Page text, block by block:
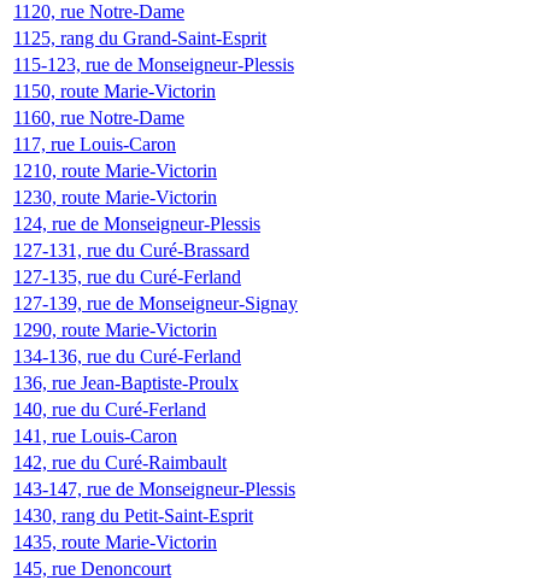
1120, rue Notre-Dame
1125, rang du Grand-Saint-Esprit
115-123, rue de Monseigneur-Plessis
1150, route Marie-Victorin
1160, rue Notre-Dame
117, rue Louis-Caron
1210, route Marie-Victorin
1230, route Marie-Victorin
124, rue de Monseigneur-Plessis
127-131, rue du Curé-Brassard
127-135, rue du Curé-Ferland
127-139, rue de Monseigneur-Signay
1290, route Marie-Victorin
134-136, rue du Curé-Ferland
136, rue Jean-Baptiste-Proulx
140, rue du Curé-Ferland
141, rue Louis-Caron
142, rue du Curé-Raimbault
143-147, rue de Monseigneur-Plessis
1430, rang du Petit-Saint-Esprit
1435, route Marie-Victorin
145, rue Denoncourt